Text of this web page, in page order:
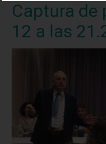
Captura de
12 a las